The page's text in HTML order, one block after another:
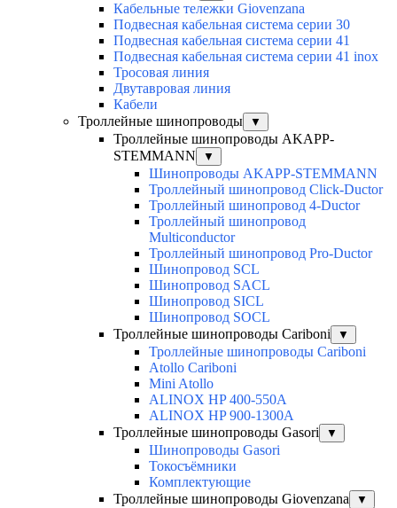
Кабельные тележки Giovenzana
Подвесная кабельная система серии 30
Подвесная кабельная система серии 41
Подвесная кабельная система серии 41 inox
Тросовая линия
Двутавровая линия
Кабели
Троллейные шинопроводы
▼
Троллейные шинопроводы AKAPP-
STEMMANN
▼
Шинопроводы AKAPP-STEMMANN
Троллейный шинопровод Click-Ductor
Троллейный шинопровод 4-Ductor
Троллейный шинопровод
Multiconductor
Троллейный шинопровод Pro-Ductor
Шинопровод SCL
Шинопровод SACL
Шинопровод SICL
Шинопровод SOCL
Троллейные шинопроводы Cariboni
▼
Троллейные шинопроводы Cariboni
Atollo Cariboni
Mini Atollo
ALINOX HP 400-550A
ALINOX HP 900-1300A
Троллейные шинопроводы Gasori
▼
Шинопроводы Gasori
Токосъёмники
Комплектующие
Троллейные шинопроводы Giovenzana
▼